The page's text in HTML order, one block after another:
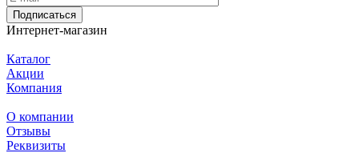
Подписаться
Интернет-магазин
Каталог
Акции
Компания
О компании
Отзывы
Реквизиты